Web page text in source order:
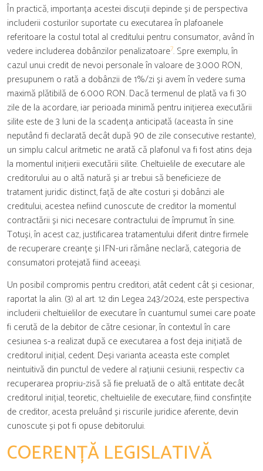
În practică, importanța acestei discuții depinde și de perspectiva
includerii costurilor suportate cu executarea în plafoanele
referitoare la costul total al creditului pentru consumator, având în
vedere includerea dobânzilor penalizatoare7. Spre exemplu, în
cazul unui credit de nevoi personale în valoare de 3.000 RON,
presupunem o rată a dobânzii de 1%/zi și avem în vedere suma
maximă plătibilă de 6.000 RON. Dacă termenul de plată va fi 30
zile de la acordare, iar perioada minimă pentru inițierea executării
silite este de 3 luni de la scadența anticipată (aceasta în sine
neputând fi declarată decât după 90 de zile consecutive restante),
un simplu calcul aritmetic ne arată că plafonul va fi fost atins deja
la momentul inițierii executării silite. Cheltuielile de executare ale
creditorului au o altă natură și ar trebui să beneficieze de
tratament juridic distinct, față de alte costuri și dobânzi ale
creditului, acestea nefiind cunoscute de creditor la momentul
contractării și nici necesare contractului de împrumut în sine.
Totuși, în acest caz, justificarea tratamentului diferit dintre firmele
de recuperare creanțe și IFN-uri rămâne neclară, categoria de
consumatori protejată fiind aceeași.
Un posibil compromis pentru creditori, atât cedent cât și cesionar,
raportat la alin. (3) al art. 12 din Legea 243/2024, este perspectiva
includerii cheltuielilor de executare în cuantumul sumei care poate
fi cerută de la debitor de către cesionar, în contextul în care
cesiunea s-a realizat după ce executarea a fost deja inițiată de
creditorul inițial, cedent. Deși varianta aceasta este complet
neintuitivă din punctul de vedere al rațiunii cesiunii, respectiv ca
recuperarea propriu-zisă să fie preluată de o altă entitate decât
creditorul inițial, teoretic, cheltuielile de executare, fiind consfințite
de creditor, acesta preluând și riscurile juridice aferente, devin
cunoscute și pot fi opuse debitorului.
COERENȚĂ LEGISLATIVĂ